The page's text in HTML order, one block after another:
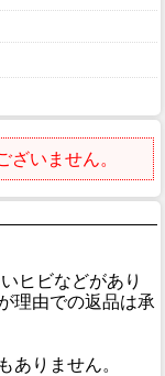
ざいません。
ヒビなどがあり
理由での返品は承
ありません。